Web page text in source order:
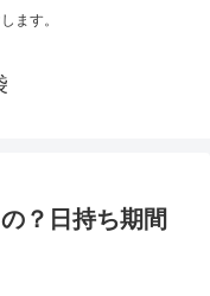
ます。
？日持ち期間